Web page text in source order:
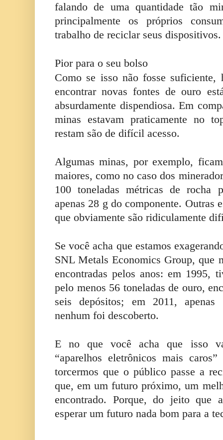
falando de uma quantidade tão
principalmente os próprios
trabalho de reciclar seus dispositivos.
Pior para o seu bolso
Como se isso não fosse
encontrar novas fontes de ouro
absurdamente dispendiosa. Em
minas estavam praticamente no
restam são de difícil acesso.
Algumas minas, por exemplo,
maiores, como no caso dos
100 toneladas métricas de rocha
apenas 28 g do componente. Outras
que obviamente são ridiculamente
Se você acha que estamos
SNL Metals Economics Group, que
encontradas pelos anos: em 1995,
pelo menos 56 toneladas de ouro,
seis depósitos; em 2011,
nenhum foi descoberto.
E no que você acha que isso
“aparelhos eletrônicos mais
torcermos que o público passe a
que, em um futuro próximo, um
encontrado. Porque, do jeito que
esperar um futuro nada bom para a